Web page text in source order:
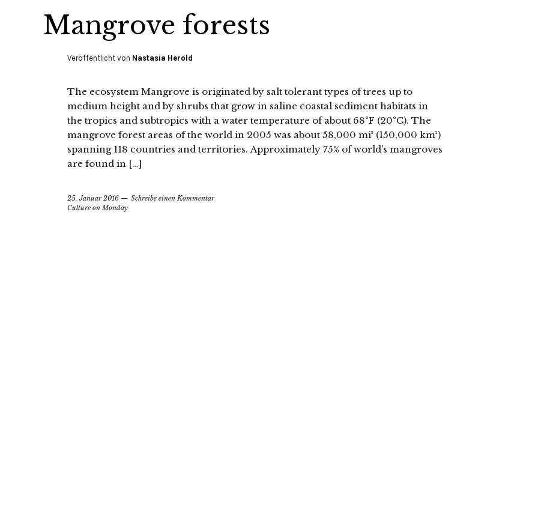
Mangrove forests
Veröffentlicht von Nastasia Herold
The ecosystem Mangrove is originated by salt tolerant types of trees up to
medium height and by shrubs that grow in saline coastal sediment habitats in
the tropics and subtropics with a water temperature of about 68°F (20°C). The
mangrove forest areas of the world in 2005 was about 58,000 mi² (150,000 km²)
spanning 118 countries and territories. Approximately 75% of world’s mangroves
are found in […]
25. Januar 2016
Schreibe einen Kommentar
Culture on Monday